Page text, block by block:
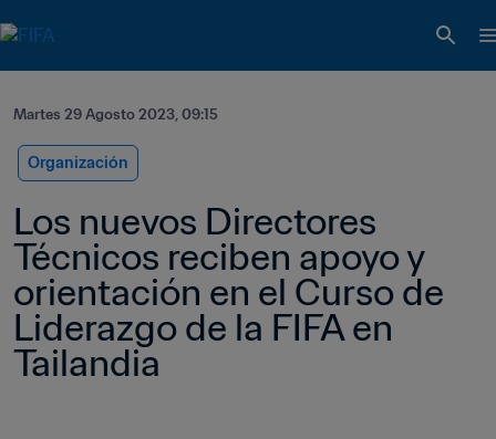
Martes 29 Agosto 2023, 09:15
Organización
Los nuevos Directores
Técnicos reciben apoyo y
orientación en el Curso de
Liderazgo de la FIFA en
Tailandia